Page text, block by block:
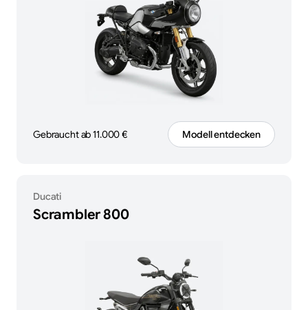
Gebraucht ab 11.000 € Modell entdecken
Ducati
Scrambler 800